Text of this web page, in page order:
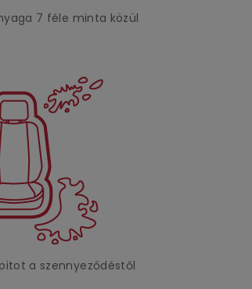
7 féle minta közül
a szennyeződéstől